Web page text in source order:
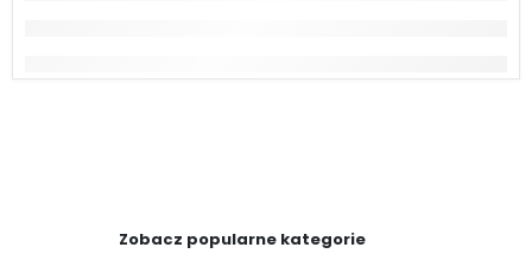
Zobacz popularne kategorie